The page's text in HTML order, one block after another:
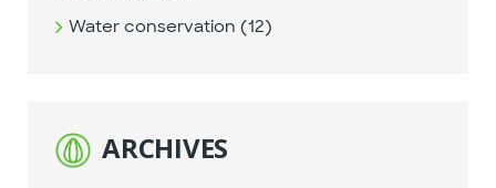
Water conservation (12)
ARCHIVES